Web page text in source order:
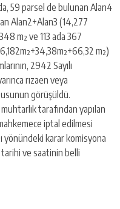
59 parsel de bulunan Alan4
Alan2+Alan3 (14,277
m² ve 113 ada 367
m²)
2942 Sayılı
rızaen veya
görüşüldü.
tarafından yapılan
iptal edilmesi
yönündeki karar komisyona
ve saatinin belli